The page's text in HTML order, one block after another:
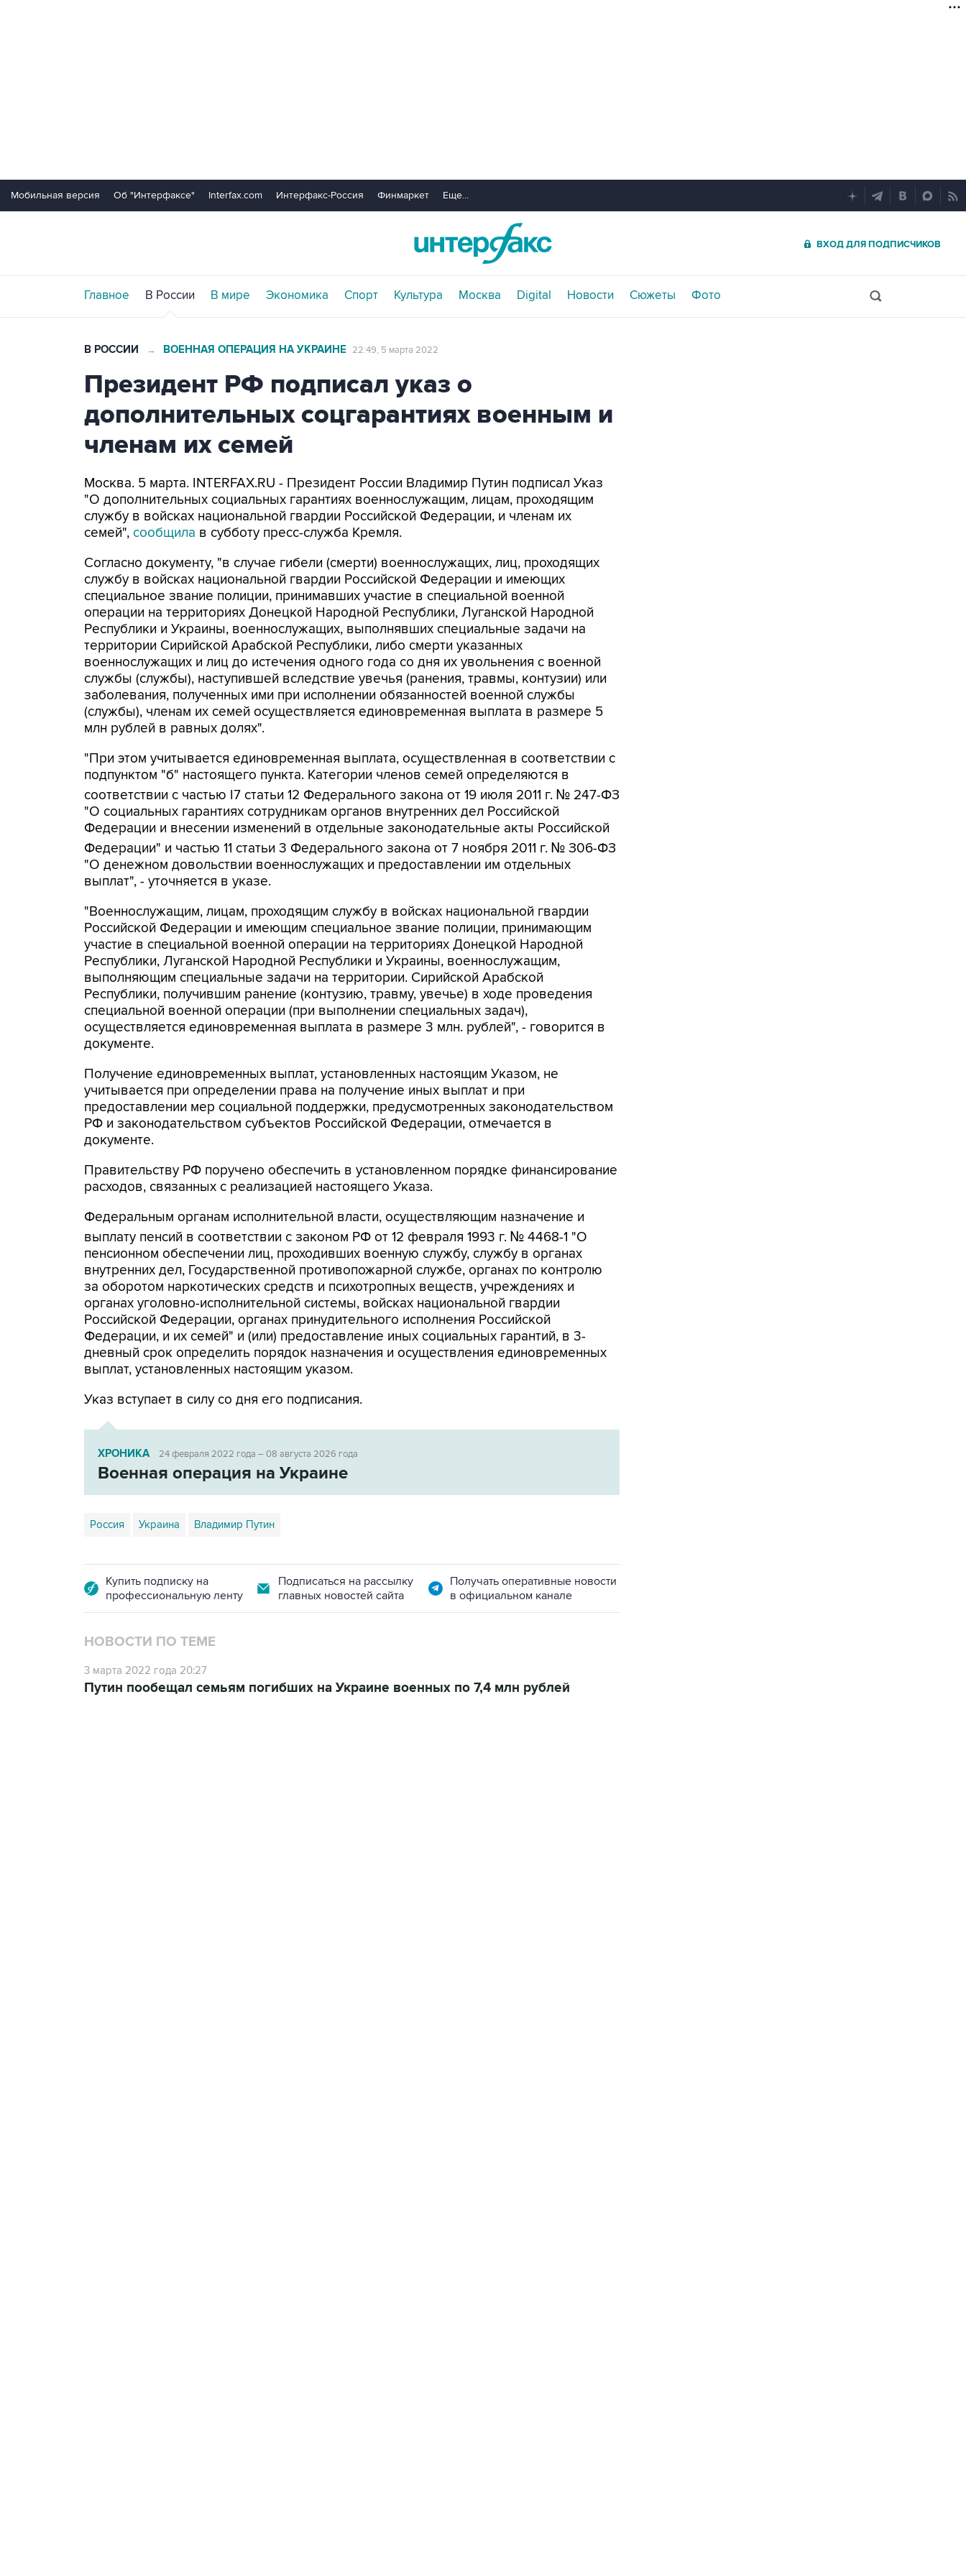
Мобильная версия Об "Интерфаксе" Interfax.com Интерфакс-Россия Финмаркет Еще...
ВХОД ДЛЯ ПОДПИСЧИКОВ
Главное В России В мире Экономика Спорт Культура Москва Digital Новости Сюжеты Фото
В РОССИИ → ВОЕННАЯ ОПЕРАЦИЯ НА УКРАИНЕ 22:49, 5 марта 2022
Президент РФ подписал указ о
дополнительных соцгарантиях военным и
членам их семей
Москва. 5 марта. INTERFAX.RU - Президент России Владимир Путин подписал Указ
"О дополнительных социальных гарантиях военнослужащим, лицам, проходящим
службу в войсках национальной гвардии Российской Федерации, и членам их
семей", сообщила в субботу пресс-служба Кремля.
Согласно документу, "в случае гибели (смерти) военнослужащих, лиц, проходящих
службу в войсках национальной гвардии Российской Федерации и имеющих
специальное звание полиции, принимавших участие в специальной военной
операции на территориях Донецкой Народной Республики, Луганской Народной
Республики и Украины, военнослужащих, выполнявших специальные задачи на
территории Сирийской Арабской Республики, либо смерти указанных
военнослужащих и лиц до истечения одного года со дня их увольнения с военной
службы (службы), наступившей вследствие увечья (ранения, травмы, контузии) или
заболевания, полученных ими при исполнении обязанностей военной службы
(службы), членам их семей осуществляется единовременная выплата в размере 5
млн рублей в равных долях".
"При этом учитывается единовременная выплата, осуществленная в соответствии с
подпунктом "б" настоящего пункта. Категории членов семей определяются в
соответствии с частью I7 статьи 12 Федерального закона от 19 июля 2011 г. № 247-ФЗ
"О социальных гарантиях сотрудникам органов внутренних дел Российской
Федерации и внесении изменений в отдельные законодательные акты Российской
Федерации" и частью 11 статьи 3 Федерального закона от 7 ноября 2011 г. № З06-ФЗ
"О денежном довольствии военнослужащих и предоставлении им отдельных
выплат", - уточняется в указе.
"Военнослужащим, лицам, проходящим службу в войсках национальной гвардии
Российской Федерации и имеющим специальное звание полиции, принимающим
участие в специальной военной операции на территориях Донецкой Народной
Республики, Луганской Народной Республики и Украины, военнослужащим,
выполняющим специальные задачи на территории. Сирийской Арабской
Республики, получившим ранение (контузию, травму, увечье) в ходе проведения
специальной военной операции (при выполнении специальных задач),
осуществляется единовременная выплата в размере 3 млн. рублей", - говорится в
документе.
Получение единовременных выплат, установленных настоящим Указом, не
учитывается при определении права на получение иных выплат и при
предоставлении мер социальной поддержки, предусмотренных законодательством
РФ и законодательством субъектов Российской Федерации, отмечается в
документе.
Правительству РФ поручено обеспечить в установленном порядке финансирование
расходов, связанных с реализацией настоящего Указа.
Федеральным органам исполнительной власти, осуществляющим назначение и
выплату пенсий в соответствии с законом РФ от 12 февраля 1993 г. № 4468-1 "О
пенсионном обеспечении лиц, проходивших военную службу, службу в органах
внутренних дел, Государственной противопожарной службе, органах по контролю
за оборотом наркотических средств и психотропных веществ, учреждениях и
органах уголовно-исполнительной системы, войсках национальной гвардии
Российской Федерации, органах принудительного исполнения Российской
Федерации, и их семей" и (или) предоставление иных социальных гарантий, в 3-
дневный срок определить порядок назначения и осуществления единовременных
выплат, установленных настоящим указом.
Указ вступает в силу со дня его подписания.
ХРОНИКА 24 февраля 2022 года – 08 августа 2026 года
Военная операция на Украине
Россия Украина Владимир Путин
Купить подписку на
профессиональную ленту
Подписаться на рассылку
главных новостей сайта
Получать оперативные новости
в официальном канале
НОВОСТИ ПО ТЕМЕ
3 марта 2022 года 20:27
Путин пообещал семьям погибших на Украине военных по 7,4 млн рублей